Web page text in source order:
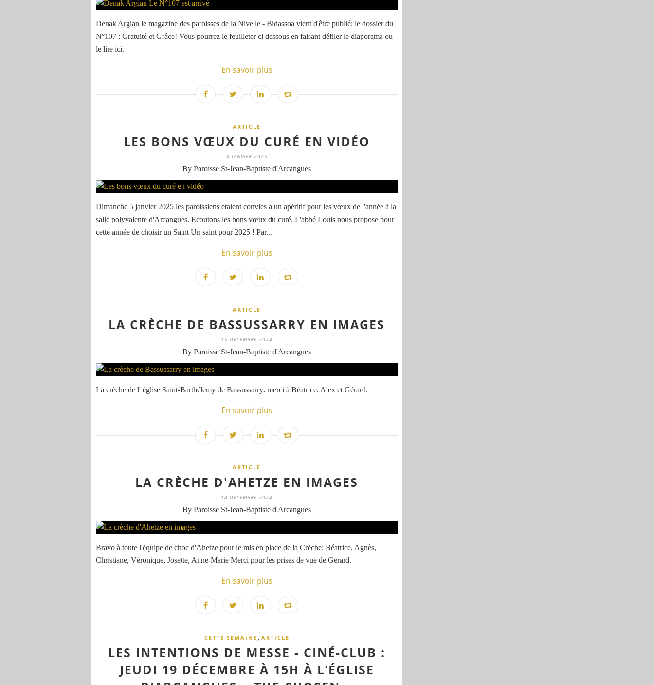
Denak Argian le magazine des paroisses de la Nivelle - Bidassoa vient d'être publié; le dossier du
N°107 : Gratuité et Grâce! Vous pourrez le feuilleter ci dessous en faisant défiler le diaporama ou
le lire ici.
En savoir plus
ARTICLE
LES BONS VŒUX DU CURÉ EN VIDÉO
8 JANVIER 2025
By Paroisse St-Jean-Baptiste d'Arcangues
Dimanche 5 janvier 2025 les paroissiens étaient conviés à un apéritif pour les vœux de l'année à la
salle polyvalente d'Arcangues. Ecoutons les bons vœux du curé. L'abbé Louis nous propose pour
cette année de choisir un Saint Un saint pour 2025 ! Par...
En savoir plus
ARTICLE
LA CRÈCHE DE BASSUSSARRY EN IMAGES
15 DÉCEMBRE 2024
By Paroisse St-Jean-Baptiste d'Arcangues
La crèche de l' église Saint-Barthélemy de Bassussarry: merci à Béatrice, Alex et Gérard.
En savoir plus
ARTICLE
LA CRÈCHE D'AHETZE EN IMAGES
14 DÉCEMBRE 2024
By Paroisse St-Jean-Baptiste d'Arcangues
Bravo à toute l'équipe de choc d'Ahetze pour le mis en place de la Crèche: Béatrice, Agnès,
Christiane, Véronique, Josette, Anne-Marie Merci pour les prises de vue de Gerard.
En savoir plus
CETTE SEMAINE , ARTICLE
LES INTENTIONS DE MESSE - CINÉ-CLUB :
JEUDI 19 DÉCEMBRE À 15H À L’ÉGLISE